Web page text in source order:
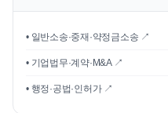
• 일반소송·중재·약정금소송 ↗
• 기업법무·계약·M&A ↗
• 행정·공법·인허가 ↗